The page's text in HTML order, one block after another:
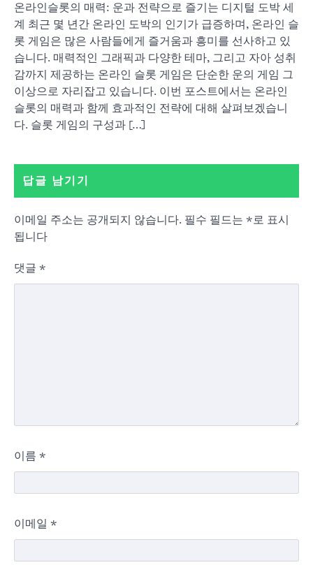
온라인슬롯의 매력: 운과 전략으로 즐기는 디지털 도박 세
계 최근 몇 년간 온라인 도박의 인기가 급증하며, 온라인 슬
롯 게임은 많은 사람들에게 즐거움과 흥미를 선사하고 있
습니다. 매력적인 그래픽과 다양한 테마, 그리고 자아 성취
감까지 제공하는 온라인 슬롯 게임은 단순한 운의 게임 그
이상으로 자리잡고 있습니다. 이번 포스트에서는 온라인
슬롯의 매력과 함께 효과적인 전략에 대해 살펴보겠습니
다. 슬롯 게임의 구성과 […]
답글 남기기
이메일 주소는 공개되지 않습니다. 필수 필드는 *로 표시
됩니다
댓글 *
이름 *
이메일 *